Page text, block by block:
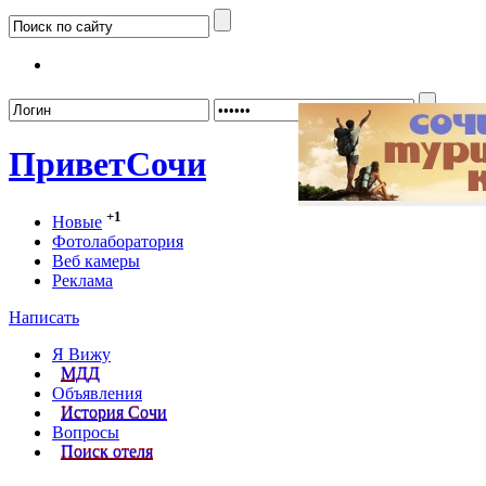
ПриветСочи
Новые +1
Фотолаборатория
Веб камеры
Реклама
Написать
Я Вижу
МДД
Объявления
История Сочи
Вопросы
Поиск отеля